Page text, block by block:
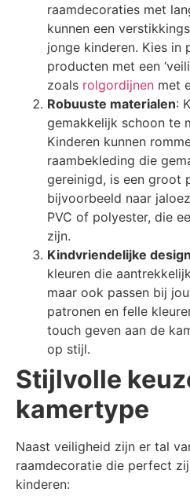
raamdecoraties met
kunnen een
jonge kinderen. Kies in
producten met een
zoals rolgordijnen met
Robuuste materialen:
gemakkelijk schoon te
Kinderen kunnen
raambekleding die
gereinigd, is een groot
bijvoorbeeld naar
PVC of polyester, die
zijn.
Kindvriendelijke
kleuren die
maar ook passen bij
patronen en felle
touch geven aan de
op stijl.
Stijlvolle
kamertype
Naast veiligheid zijn er tal
raamdecoratie die perfect
kinderen: